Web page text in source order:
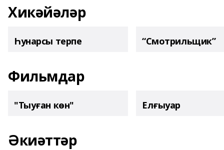
Хикәйәләр
Һунарсы терпе “Смотрильщик”
Фильмдар
"Тыуған көн" Елғыуар
Әкиәттәр